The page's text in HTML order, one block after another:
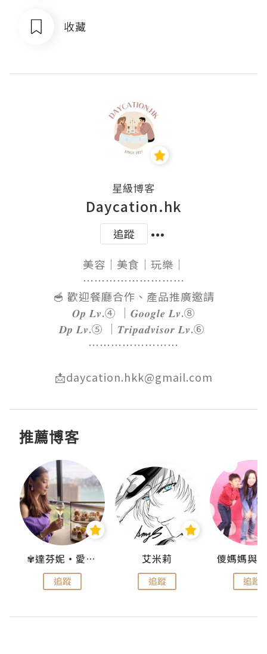
收藏
星級博客
Daycation.hk
追蹤
美容｜美食｜玩樂｜
⋯⋯⋯⋯⋯⋯⋯⋯⋯
🥣 歡迎餐廳合作、產品推廣邀請
𝑶𝒑 𝑳𝒗.④ ｜𝑮𝒐𝒐𝒈𝒍𝒆 𝑳𝒗.⑧
𝑫𝒑 𝑳𝒗.⑤ ｜𝑻𝒓𝒊𝒑𝒂𝒅𝒗𝒊𝒔𝒐𝒓 𝑳𝒗.⑥
⋯⋯⋯⋯⋯⋯⋯⋯
📩daycation.hkk@gmail.com
推薦博客
✾達芬妮•愛孩子•愛生活✾
追蹤
艾米莉
追蹤 追蹤